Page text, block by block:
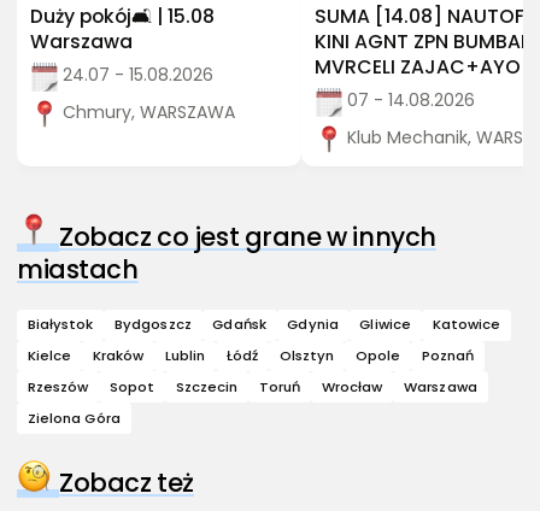
Duży pokój🛋️ | 15.08
Warszawa
24.07 - 15.08.2026
Chmury, WARSZAWA
SUMA [14.08]
KINI AGNT ZPN
MVRCELI ZAJAC+AYO
07 - 14.08.2026
Klub Mechanik,
Zobacz co jest grane w innych
miastach
Białystok Bydgoszcz Gdańsk Gdynia Gliwice
Katowice
Kielce
Kraków Lublin Łódź Olsztyn Opole
Poznań
Rzeszów
Sopot Szczecin Toruń Wrocław
Warszawa
Zielona Góra
Zobacz też